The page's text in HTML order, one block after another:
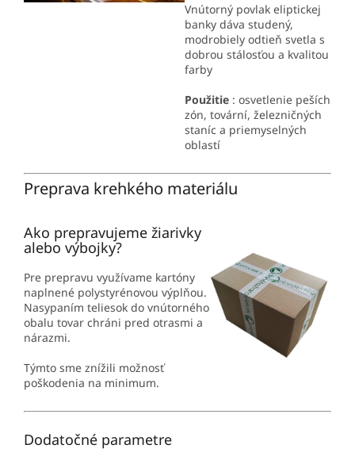
Vnútorný povlak eliptickej
banky dáva studený,
modrobiely odtieň svetla s
dobrou stálosťou a kvalitou
farby
Použitie : osvetlenie peších
zón, tovární, železničných
staníc a priemyselných
oblastí
Preprava krehkého materiálu
Ako prepravujeme žiarivky
alebo výbojky?
Pre prepravu využívame kartóny
naplnené polystyrénovou výplňou.
Nasypaním teliesok do vnútorného
obalu tovar chráni pred otrasmi a
nárazmi.
Týmto sme znížili možnosť
poškodenia na minimum.
Dodatočné parametre